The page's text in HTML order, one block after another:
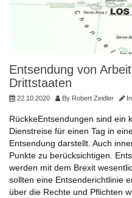
Entsendung von
Drittstaaten
22.10.2020 By Robert Zeidler In
RückkeEntsendungen sind ein
Dienstreise für einen Tag in
Entsendung darstellt. Auch
Punkte zu berücksichtigen.
werden mit dem Brexit
sollten eine Entsenderichtlinie
über die Rechte und Pflichten